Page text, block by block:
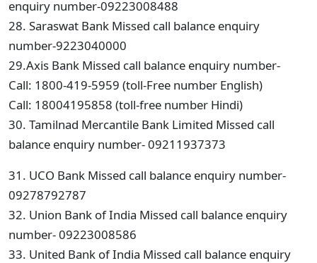
enquiry number-09223008488
28. Saraswat Bank Missed call balance enquiry
number-9223040000
29.Axis Bank Missed call balance enquiry number-
Call: 1800-419-5959 (toll-Free number English)
Call: 18004195858 (toll-free number Hindi)
30. Tamilnad Mercantile Bank Limited Missed call
balance enquiry number- 09211937373
31. UCO Bank Missed call balance enquiry number-
09278792787
32. Union Bank of India Missed call balance enquiry
number- 09223008586
33. United Bank of India Missed call balance enquiry